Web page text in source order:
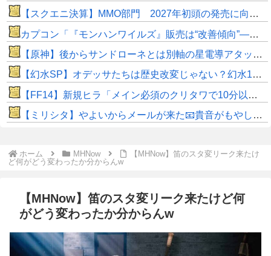
【スクエニ決算】MMO部門 2027年初頭の発売に向けた関連費用の先行計上により微増益
カプコン「『モンハンワイルズ』販売は“改善傾向”―中長期でワールド超え目指す」
【原神】後からサンドローネとは別軸の星電導アタッカー来そう。
【幻水SP】オデッサたちは歴史改変じゃない？幻水1で描かれなかった時期に主人公たちと出会う形か
​【FF14】新規ヒラ「メイン必須のクリタワで10分以上待たされるの普通じゃないだろ…」←これってそんなに異常か…？せっかちはこのゲームに向かないでっす！(白目)
【ミリシタ】やよいからメールが来た📧貴音がもやし栽培すごく上手いらしい ※ネタバレ注意 プレミアムパス特典メール※
ホーム MHNow
【MHNow】笛のスタ変リーク来たけ
ど何がどう変わったか分からんw
【MHNow】笛のスタ変リーク来たけど何
がどう変わったか分からんw